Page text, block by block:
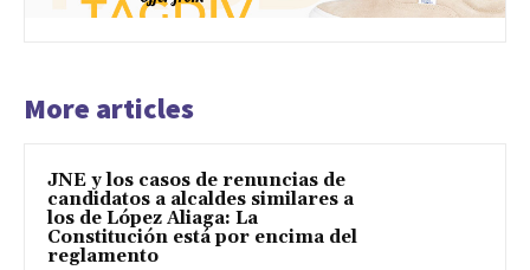
More articles
JNE y los casos de renuncias de
candidatos a alcaldes similares a
los de López Aliaga: La
Constitución está por encima del
reglamento